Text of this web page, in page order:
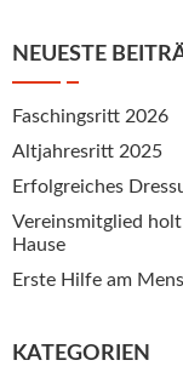
NEUESTE
Faschingsritt 2026
Altjahresritt 2025
Erfolgreiches
Vereinsmitglied
Hause
Erste Hilfe am
KATEGORIEN